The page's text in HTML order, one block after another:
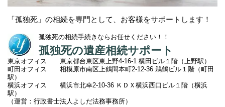
「孤独死」の相続を専門として、お客様をサポートします！
孤独死の相続手続きならお任せください！！
孤独死の遺産相続サポート
東京オフィス 東京都台東区東上野4-16-1 横田ビル１階（上野駅）
町田オフィス 相模原市南区上鶴間本町2-12-36 鵜鶴ビル１階（町田
駅）
横浜オフィス 横浜市北幸2-10-36 ＫＤＸ横浜西口ビル１階（横浜
駅）
（運営：行政書士法人よしだ法務事務所）